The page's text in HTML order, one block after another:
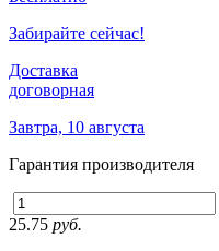
Забирайте сейчас!
Доставка
договорная
Завтра, 10 августа
Гарантия производителя
25.75 руб.